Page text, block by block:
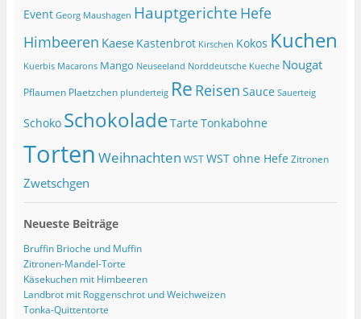
Event Georg Maushagen Hauptgerichte Hefe
Himbeeren Kaese Kastenbrot Kirschen Kokos Kuchen
Kuerbis Macarons Mango Neuseeland Norddeutsche Kueche Nougat
Pflaumen Plaetzchen plunderteig Re Reisen Sauce Sauerteig
Schoko SchokoladeTarteTonkabohne
Torten Weihnachten WST WST ohne Hefe Zitronen
Zwetschgen
Neueste Beiträge
Bruffin Brioche und Muffin
Zitronen-Mandel-Torte
Käsekuchen mit Himbeeren
Landbrot mit Roggenschrot und Weichweizen
Tonka-Quittentorte